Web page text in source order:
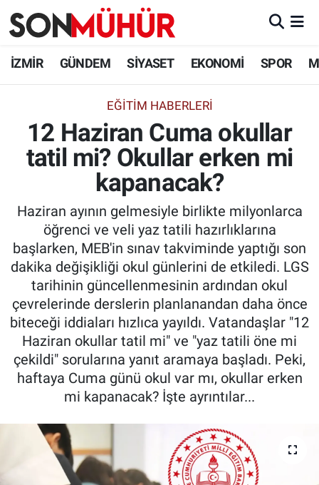
İZMİR GÜNDEM SİYASET EKONOMİ SPOR
EĞITIM HABERLERI
12 Haziran Cuma okullar
tatil mi? Okullar erken mi
kapanacak?
Haziran ayının gelmesiyle birlikte milyonlarca
öğrenci ve veli yaz tatili hazırlıklarına
başlarken, MEB'in sınav takviminde yaptığı son
dakika değişikliği okul günlerini de etkiledi. LGS
tarihinin güncellenmesinin ardından okul
çevrelerinde derslerin planlanandan daha önce
biteceği iddiaları hızlıca yayıldı. Vatandaşlar "12
Haziran okullar tatil mi" ve "yaz tatili öne mi
çekildi" sorularına yanıt aramaya başladı. Peki,
haftaya Cuma günü okul var mı, okullar erken
mi kapanacak? İşte ayrıntılar...
İzmir Nöbetçi Eczaneler
İzmir Namaz Vakitleri
İzmir Trafik Yoğunluk Haritası
Süper Lig Puan Durumu ve Fikstür
Tüm Manşetler
Son Dakika Haberleri
Haber Arşivi